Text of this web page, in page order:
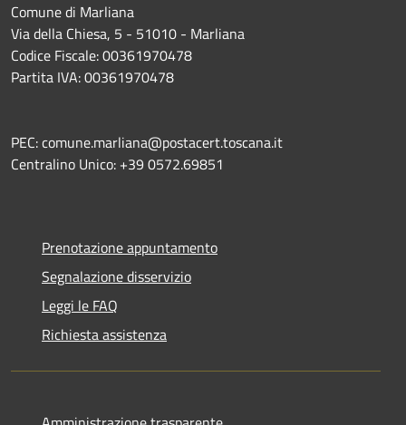
Comune di Marliana
Via della Chiesa, 5 - 51010 - Marliana
Codice Fiscale: 00361970478
Partita IVA: 00361970478
PEC: comune.marliana@postacert.toscana.it
Centralino Unico: +39 0572.69851
Prenotazione appuntamento
Segnalazione disservizio
Leggi le FAQ
Richiesta assistenza